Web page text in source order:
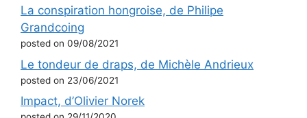
La conspiration hongroise, de Philipe
Grandcoing
posted on 09/08/2021
Le tondeur de draps, de Michèle Andrieux
posted on 23/06/2021
Impact, d’Olivier Norek